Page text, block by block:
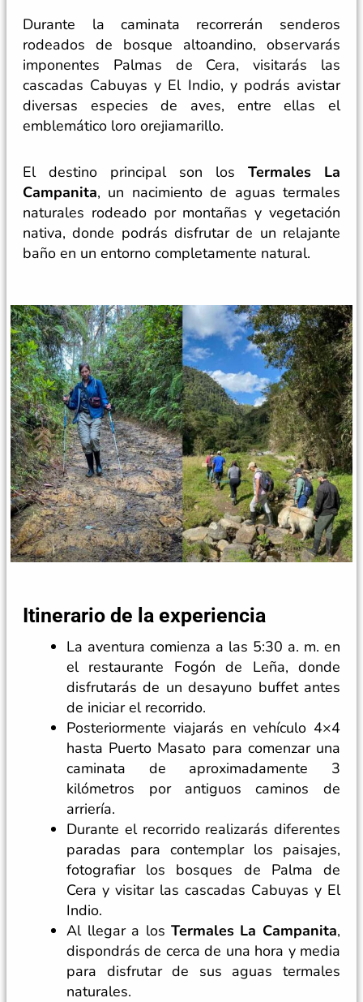
Durante la caminata recorrerán senderos
rodeados de bosque altoandino, observarás
imponentes Palmas de Cera, visitarás las
cascadas Cabuyas y El Indio, y podrás avistar
diversas especies de aves, entre ellas el
emblemático loro orejiamarillo.
El destino principal son los Termales La
Campanita, un nacimiento de aguas termales
naturales rodeado por montañas y vegetación
nativa, donde podrás disfrutar de un relajante
baño en un entorno completamente natural.
Itinerario de la experiencia
La aventura comienza a las 5:30 a. m. en
el restaurante Fogón de Leña, donde
disfrutarás de un desayuno buffet antes
de iniciar el recorrido.
Posteriormente viajarás en vehículo 4×4
hasta Puerto Masato para comenzar una
caminata de aproximadamente 3
kilómetros por antiguos caminos de
arriería.
Durante el recorrido realizarás diferentes
paradas para contemplar los paisajes,
fotografiar los bosques de Palma de
Cera y visitar las cascadas Cabuyas y El
Indio.
Al llegar a los Termales La Campanita,
dispondrás de cerca de una hora y media
para disfrutar de sus aguas termales
naturales.